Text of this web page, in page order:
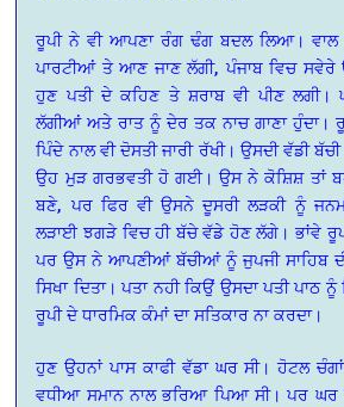
ਰੂਪੀ ਨੇ ਵੀ ਆਪਣਾ ਰੰਗ ਢੰਗ ਬਦਲ ਲਿਆ। ਵਾਲ
ਪਾਰਟੀਆਂ ਤੇ ਆਣ ਜਾਣ ਲੱਗੀ, ਪੰਜਾਬ ਵਿਚ ਸਵੇਰੇ
ਹੁਣ ਪਤੀ ਦੇ ਕਹਿਣ ਤੇ ਸ਼ਰਾਬ ਵੀ ਪੀਣ ਲਗੀ।
ਲੱਗੀਆਂ ਅਤੇ ਰਾਤ ਨੂੰ ਦੇਰ ਤਕ ਨਾਚ ਗਾਣਾ ਹੁੰਦਾ।
ਪਿੰਦੇ ਨਾਲ ਵੀ ਦੋਸਤੀ ਜਾਰੀ ਰੱਖੀ। ਉਸਦੀ ਵੱਡੀ
ਉਹ ਮੁੜ ਗਰਭਵਤੀ ਹੋ ਗਈ। ਉਸ ਨੇ ਕੋਸ਼ਿਸ਼ ਤਾਂ
ਬਣੇ, ਪਰ ਫਿਰ ਵੀ ਉਸਨੇ ਦੂਸਰੀ ਲੜਕੀ ਨੂੰ
ਲੜਾਈ ਝਗੜੇ ਵਿਚ ਹੀ ਬੱਚੇ ਵੱਡੇ ਹੋਣ ਲੱਗੇ। ਭਾਂਵੇ
ਪਰ ਉਸ ਨੇ ਆਪਣੀਆਂ ਬੱਚੀਆਂ ਨੂੰ ਜੁਪਜੀ ਸਾਹਿਬ ਦੀ
ਸਿਖਾ ਦਿਤਾ। ਪਤਾ ਨਹੀ ਕਿਉਂ ਉਸਦਾ ਪਤੀ ਪਾਠ ਨੂੰ
ਰੂਪੀ ਦੇ ਧਾਰਮਿਕ ਕੰਮਾਂ ਦਾ ਸਤਿਕਾਰ ਨਾ ਕਰਦਾ।
ਹੁਣ ਉਹਨਾਂ ਪਾਸ ਕਾਫੀ ਵੱਡਾ ਘਰ ਸੀ। ਹੋਟਲ
ਵਧੀਆ ਸਮਾਨ ਨਾਲ ਭਰਿਆ ਪਿਆ ਸੀ। ਪਰ ਘਰ